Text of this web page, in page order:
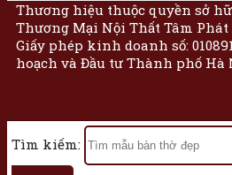
Thương hiệu thuộc quyền sở
Thương Mại Nội Thất Tâm Phát
Giấy phép kinh doanh số:
hoạch và Đầu tư Thành phố Hà
Tìm kiếm: